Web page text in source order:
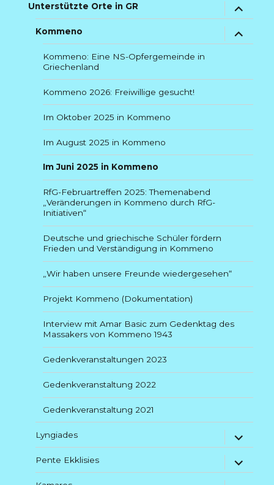
Unterstützte Orte in GR
Untermenü
anzeigen
Kommeno
Untermenü
anzeigen
Kommeno: Eine NS-Opfergemeinde in
Griechenland
Kommeno 2026: Freiwillige gesucht!
Im Oktober 2025 in Kommeno
Im August 2025 in Kommeno
Im Juni 2025 in Kommeno
RfG-Februartreffen 2025: Themenabend
„Veränderungen in Kommeno durch RfG-
Initiativen“
Deutsche und griechische Schüler fördern
Frieden und Verständigung in Kommeno
„Wir haben unsere Freunde wiedergesehen“
Projekt Kommeno (Dokumentation)
Interview mit Amar Basic zum Gedenktag des
Massakers von Kommeno 1943
Gedenkveranstaltungen 2023
Gedenkveranstaltung 2022
Gedenkveranstaltung 2021
Lyngiades
Untermenü
anzeigen
Pente Ekklisies
Untermenü
anzeigen